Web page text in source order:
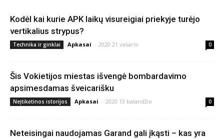
Kodėl kai kurie APK laikų visureigiai priekyje turėjo
vertikalius strypus?
Technika ir ginklai Apkasai - 2020 21 vasario 0
Šis Vokietijos miestas išvengė bombardavimo
apsimesdamas šveicarišku
Neįtikėtinos istorijos Apkasai - 2020 13 balandžio 0
Neteisingai naudojamas Garand gali įkąsti – kas yra